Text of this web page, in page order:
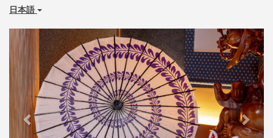
日本語
Previous Next